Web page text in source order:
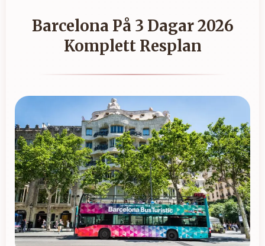
Barcelona På 3 Dagar 2026
Komplett Resplan